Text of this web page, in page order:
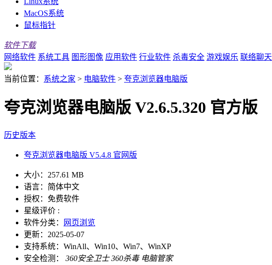
MacOS系统
鼠标指针
软件下载
网络软件 系统工具 图形图像 应用软件 行业软件 杀毒安全 游戏娱乐 联络聊天
当前位置： 系统之家 > 电脑软件 > 夸克浏览器电脑版
夸克浏览器电脑版 V2.6.5.320 官方版
历史版本
夸克浏览器电脑版 V5.4.8 官网版
大小： 257.61 MB
语言： 简体中文
授权： 免费软件
星级评价 :
软件分类：
网页浏览
更新： 2025-05-07
支持系统： WinAll、Win10、Win7、WinXP
安全检测：
360安全卫士 360杀毒 电脑管家